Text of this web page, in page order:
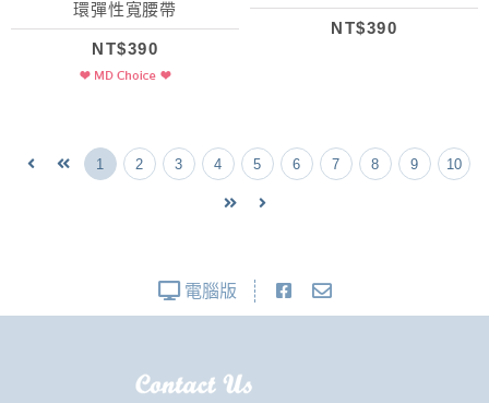
環彈性寬腰帶
NT$390
NT$390
1 2 3 4 5 6 7 8 9 10
電腦版